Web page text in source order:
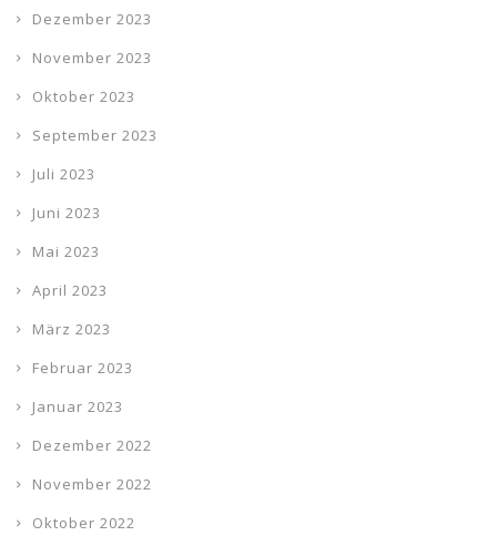
Dezember 2023
November 2023
Oktober 2023
September 2023
Juli 2023
Juni 2023
Mai 2023
April 2023
März 2023
Februar 2023
Januar 2023
Dezember 2022
November 2022
Oktober 2022